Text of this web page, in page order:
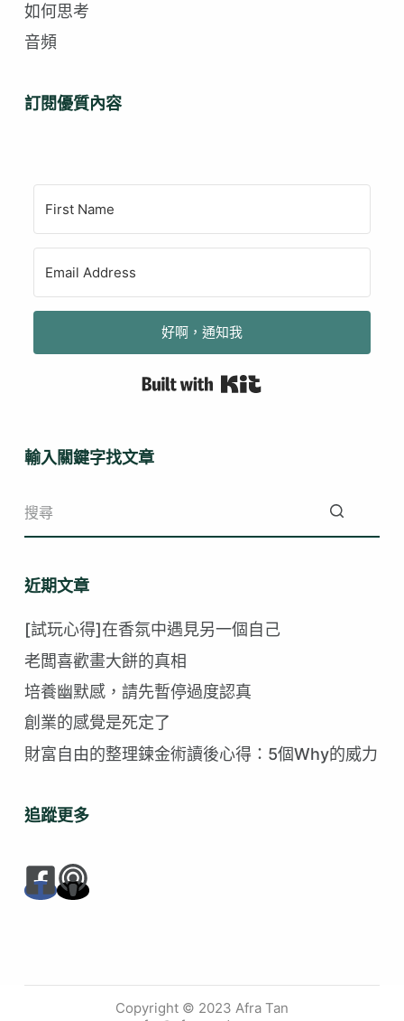
如何思考
音頻
訂閱優質內容
好啊，通知我
輸入關鍵字找文章
不
符
合
的
近期文章
[試玩心得]在香氛中遇見另一個自己
老闆喜歡畫大餅的真相
培養幽默感，請先暫停過度認真
創業的感覺是死定了
財富自由的整理鍊金術讀後心得：5個Why的威力
追蹤更多
Copyright © 2023 Afra Tan